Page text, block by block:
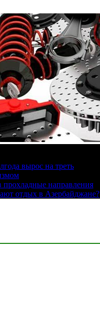
вырос на треть
прохладные направления
отдых в Азербайджане?